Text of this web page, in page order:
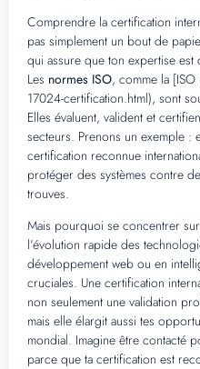
Comprendre la certification
pas simplement un bout de
qui assure que ton expertise
Les normes ISO, comme la
17024-certification.html), sont
Elles évaluent, valident et
secteurs. Prenons un exemple :
certification reconnue
protéger des systèmes contre
trouves.
Mais pourquoi se concentrer
l’évolution rapide des
développement web ou en
cruciales. Une certification
non seulement une validation
mais elle élargit aussi tes
mondial. Imagine être contacté
parce que ta certification est